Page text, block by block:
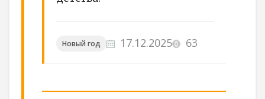
Новый год 17.12.2025 63